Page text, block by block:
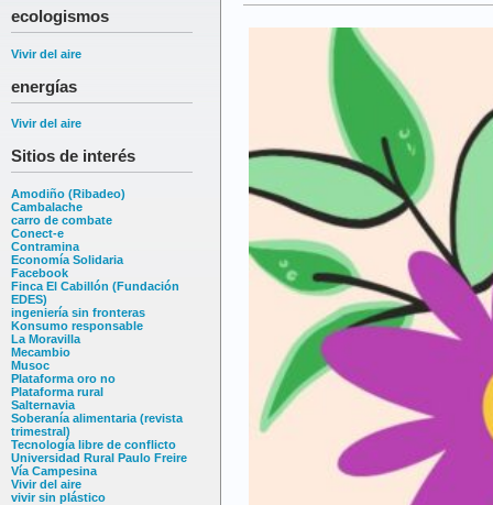
ecologismos
Vivir del aire
energías
Vivir del aire
Sitios de interés
Amodiño (Ribadeo)
Cambalache
carro de combate
Conect-e
Contramina
Economía Solidaria
Facebook
Finca El Cabillón (Fundación
EDES)
ingeniería sin fronteras
Konsumo responsable
La Moravilla
Mecambio
Musoc
Plataforma oro no
Plataforma rural
Salternavia
Soberanía alimentaria (revista
trimestral)
Tecnología libre de conflicto
Universidad Rural Paulo Freire
Vía Campesina
Vivir del aire
vivir sin plástico